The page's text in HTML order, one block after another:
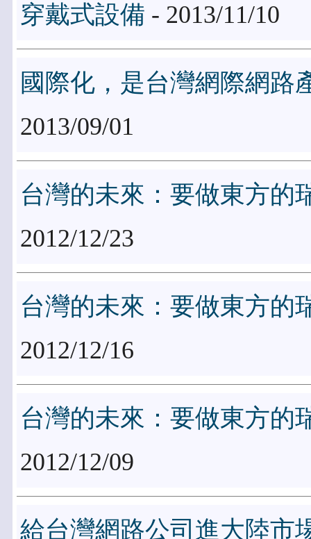
穿戴式設備 - 2013/11/10
國際化，是台灣網際網路
2013/09/01
台灣的未來：要做東方的
2012/12/23
台灣的未來：要做東方的
2012/12/16
台灣的未來：要做東方的
2012/12/09
給台灣網路公司進大陸市